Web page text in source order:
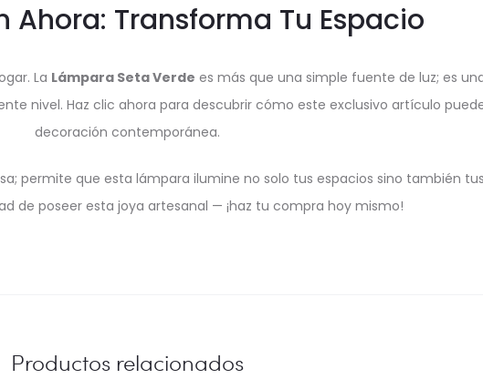
Ahora: Transforma Tu Espacio
La Lámpara Seta Verde es más que una simple fuente de luz; es
nivel. Haz clic ahora para descubrir cómo este exclusivo artículo
decoración contemporánea.
permite que esta lámpara ilumine no solo tus espacios sino también
de poseer esta joya artesanal — ¡haz tu compra hoy mismo!
Productos relacionados